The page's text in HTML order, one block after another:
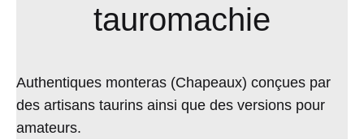
tauromachie
Authentiques monteras (Chapeaux) conçues par
des artisans taurins ainsi que des versions pour
amateurs.